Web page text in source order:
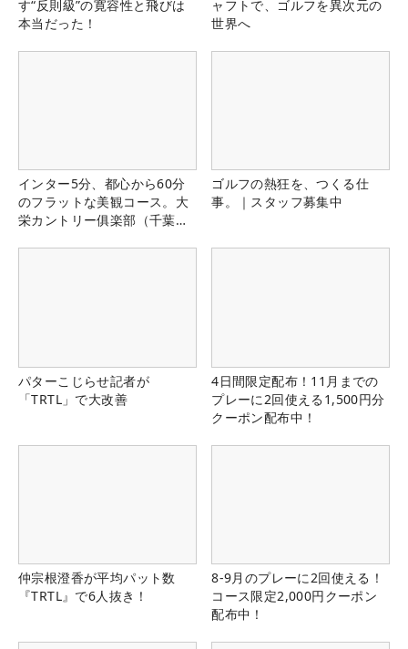
す“反則級”の寛容性と飛びは
本当だった！
ャフトで、ゴルフを異次元の
世界へ
インター5分、都心から60分
のフラットな美観コース。大
栄カントリー俱楽部（千葉
ゴルフの熱狂を、つくる仕
事。｜スタッフ募集中
パターこじらせ記者が
「TRTL」で大改善
4日間限定配布！11月までの
プレーに2回使える1,500円分
クーポン配布中！
仲宗根澄香が平均パット数
『TRTL』で6人抜き！
8-9月のプレーに2回使える！
コース限定2,000円クーポン
配布中！